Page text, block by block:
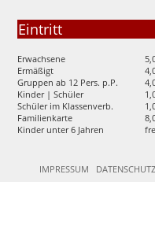
Eintritt
Erwachsene
Ermäßigt
Gruppen ab 12 Pers. p.P.
Kinder | Schüler
Schüler im Klassenverb.
Familienkarte
Kinder unter 6 Jahren
IMPRESSUM DATENSCHUTZ